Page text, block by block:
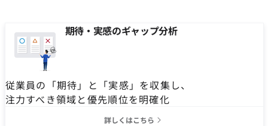
期待・実感のギャップ分析
従業員の「期待」と「実感」を収集し、
注力すべき領域と優先順位を明確化
詳しくはこちら